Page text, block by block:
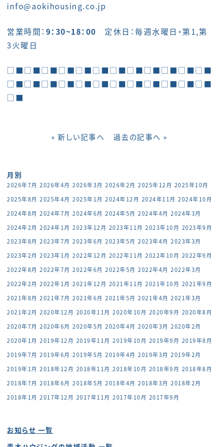
info@aokihousing.co.jp
営業時間： 9：30~18：00 定休日：毎週水曜日・第1,第
3火曜日
□■□■□■□■□■□■□■□■□■□■□■□■
□■□■□■□■□■□■□■□■□■□■□■□■
□■
« 新しい記事へ 過去の記事へ »
月別
2026年7月 2026年4月 2026年3月 2026年2月 2025年12月 2025年10月
2025年8月 2025年4月 2025年1月 2024年12月 2024年11月 2024年10月
2024年8月 2024年7月 2024年6月 2024年5月 2024年4月 2024年3月
2024年2月 2024年1月 2023年12月 2023年11月 2023年10月 2023年9月
2023年8月 2023年7月 2023年6月 2023年5月 2023年4月 2023年3月
2023年2月 2023年1月 2022年12月 2022年11月 2022年10月 2022年9月
2022年8月 2022年7月 2022年6月 2022年5月 2022年4月 2022年3月
2022年2月 2022年1月 2021年12月 2021年11月 2021年10月 2021年9月
2021年8月 2021年7月 2021年6月 2021年5月 2021年4月 2021年3月
2021年2月 2020年12月 2020年11月 2020年10月 2020年9月 2020年8月
2020年7月 2020年6月 2020年5月 2020年4月 2020年3月 2020年2月
2020年1月 2019年12月 2019年11月 2019年10月 2019年9月 2019年8月
2019年7月 2019年6月 2019年5月 2019年4月 2019年3月 2019年2月
2019年1月 2018年12月 2018年11月 2018年10月 2018年9月 2018年8月
2018年7月 2018年6月 2018年5月 2018年4月 2018年3月 2018年2月
2018年1月 2017年12月 2017年11月 2017年10月 2017年9月
お知らせ 一覧